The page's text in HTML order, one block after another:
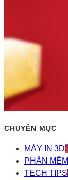
CHUYÊN MỤC
MÁY IN 3D
PHẦN MỀM
TECH TIPS